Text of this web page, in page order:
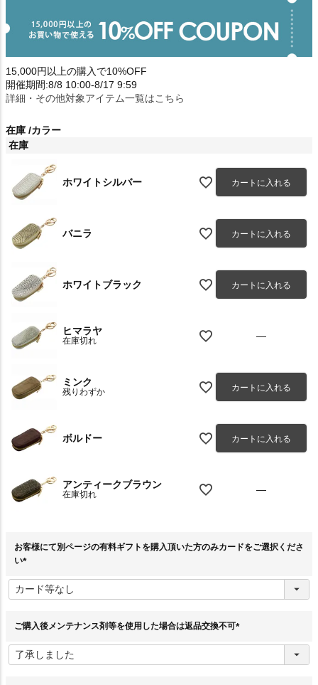
15,000円以上の購入で10%OFF
開催期間:8/8 10:00-8/17 9:59
詳細・その他対象アイテム一覧はこちら
在庫 カラー
在庫
ホワイトシルバー カートに入れる
バニラ カートに入れる
ホワイトブラック カートに入れる
ヒマラヤ
在庫切れ —
ミンク
残りわずか カートに入れる
ボルドー カートに入れる
アンティークブラウン
在庫切れ —
お客様にて別ページの有料ギフトを購入頂いた方のみカードをご選択くださ
い
必
須
ご購入後メンテナンス剤等を使用した場合は返品交換不可
須